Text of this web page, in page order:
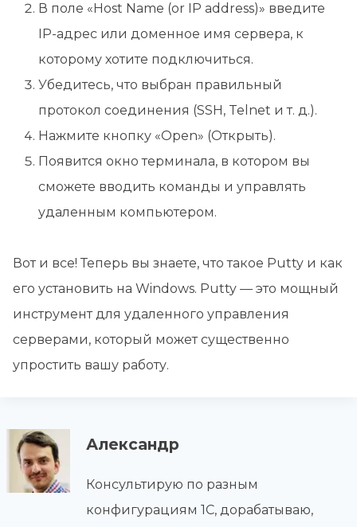
В поле «Host Name (or IP address)» введите
IP-адрес или доменное имя сервера, к
которому хотите подключиться.
Убедитесь, что выбран правильный
протокол соединения (SSH, Telnet и т. д.).
Нажмите кнопку «Open» (Открыть).
Появится окно терминала, в котором вы
сможете вводить команды и управлять
удаленным компьютером.
Вот и все! Теперь вы знаете, что такое Putty и как
его установить на Windows. Putty — это мощный
инструмент для удаленного управления
серверами, который может существенно
упростить вашу работу.
Александр
Консультирую по разным
конфигурациям 1С, дорабатываю,